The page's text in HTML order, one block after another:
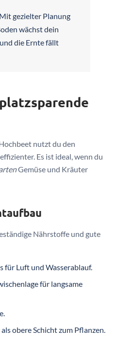
Mit gezielter Planung
wächst dein
die Ernte fällt
nutzt du den
Es ist ideal, wenn du
Gemüse und Kräuter
Nährstoffe und gute
für Luft und Wasserablauf.
für langsame
obere Schicht zum Pflanzen.